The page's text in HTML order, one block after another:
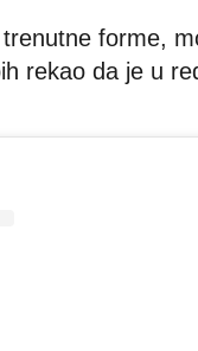
forme,
rekao da je u